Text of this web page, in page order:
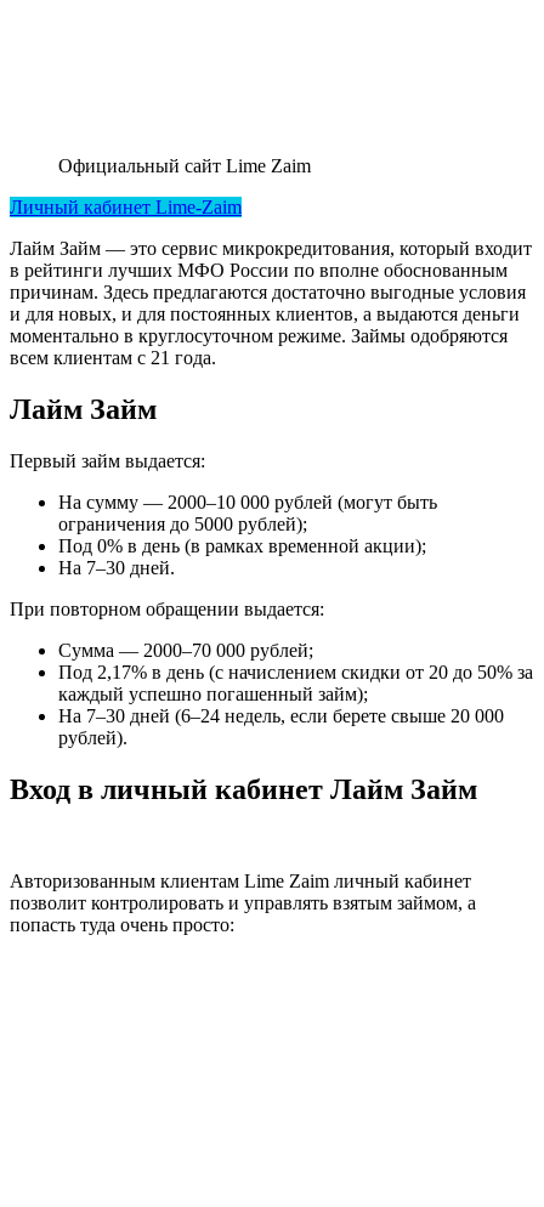
Официальный сайт Lime Zaim
Личный кабинет Lime-Zaim
Лайм Займ — это сервис микрокредитования, который входит
в рейтинги лучших МФО России по вполне обоснованным
причинам. Здесь предлагаются достаточно выгодные условия
и для новых, и для постоянных клиентов, а выдаются деньги
моментально в круглосуточном режиме. Займы одобряются
всем клиентам с 21 года.
Лайм Займ
Первый займ выдается:
На сумму — 2000–10 000 рублей (могут быть
ограничения до 5000 рублей);
Под 0% в день (в рамках временной акции);
На 7–30 дней.
При повторном обращении выдается:
Сумма — 2000–70 000 рублей;
Под 2,17% в день (с начислением скидки от 20 до 50% за
каждый успешно погашенный займ);
На 7–30 дней (6–24 недель, если берете свыше 20 000
рублей).
Вход в личный кабинет Лайм Займ
Авторизованным клиентам Lime Zaim личный кабинет
позволит контролировать и управлять взятым займом, а
попасть туда очень просто: